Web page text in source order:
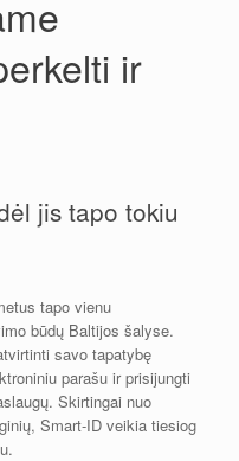
ir
jis tapo tokiu
tapo vienu
būdų Baltijos šalyse.
savo tapatybę
parašu ir prisijungti
Skirtingai nuo
Smart-ID veikia tiesiog